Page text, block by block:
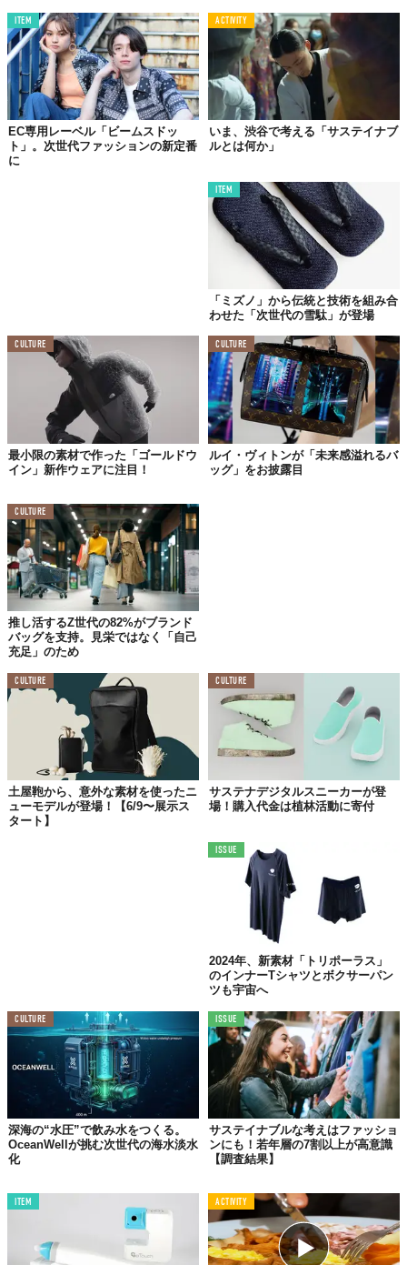
©Koobz
Top image: ©Koobz
TABI LABO
この世界は、もっと広いはずだ。
ITEM
EC専用レーベル「ビームスドッ
ト」。次世代ファッションの新定番
に
ACTIVITY
いま、渋谷で考える「サステイナブ
ルとは何か」
ITEM
「ミズノ」から伝統と技術を組み合
わせた「次世代の雪駄」が登場
CULTURE
最小限の素材で作った「ゴールドウ
イン」新作ウェアに注目！
CULTURE
ルイ・ヴィトンが「未来感溢れるバ
ッグ」をお披露目
CULTURE
推し活するZ世代の82%がブランド
バッグを支持。見栄ではなく「自己
充足」のため
CULTURE
土屋鞄から、意外な素材を使ったニ
ューモデルが登場！【6/9〜展示ス
タート】
CULTURE
サステナデジタルスニーカーが登
場！購入代金は植林活動に寄付
ISSUE
2024年、新素材「トリポーラス」
のインナーTシャツとボクサーパン
ツも宇宙へ
CULTURE
深海の“水圧”で飲み水をつくる。
OceanWellが挑む次世代の海水淡水
化
ISSUE
サステイナブルな考えはファッショ
ンにも！若年層の7割以上が高意識
【調査結果】
ITEM ACTIVITY